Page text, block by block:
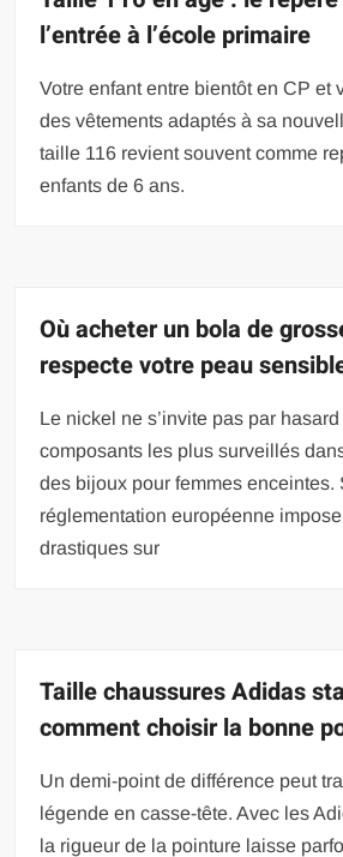
l’entrée à l’école primaire
Votre enfant entre bientôt en CP et
des vêtements adaptés à sa
taille 116 revient souvent comme
enfants de 6 ans.
Où acheter un bola de
respecte votre peau
Le nickel ne s’invite pas par
composants les plus surveillés
des bijoux pour femmes enceintes.
réglementation européenne
drastiques sur
Taille chaussures Adidas
comment choisir la bonne
Un demi-point de différence peut
légende en casse-tête. Avec les
la rigueur de la pointure laisse